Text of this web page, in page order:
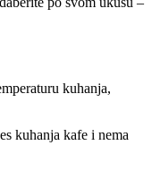
kuhanja,
kuhanja kafe i nema